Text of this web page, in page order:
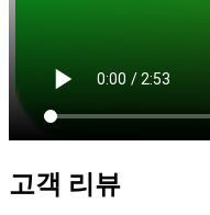
고객 리뷰